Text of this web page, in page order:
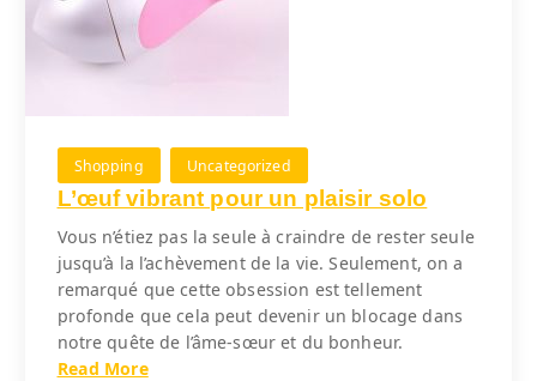
Shopping Uncategorized
L’œuf vibrant pour un plaisir solo
Vous n’étiez pas la seule à craindre de rester seule
jusqu’à la l’achèvement de la vie. Seulement, on a
remarqué que cette obsession est tellement
profonde que cela peut devenir un blocage dans
notre quête de l’âme-sœur et du bonheur.
Read More